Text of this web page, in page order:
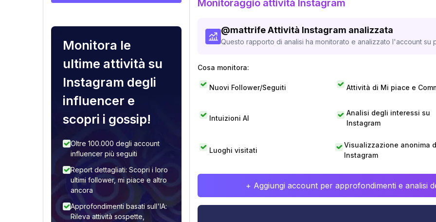
Monitora le
ultime attività su
Instagram degli
influencer e
scopri i gossip!
Oltre 100.000 degli account
influencer più seguiti
Report dettagliati: Scopri i loro
ultimi follower, mi piace e altro
ancora
Approfondimenti basati sull'IA:
Rileva attività sospette,
Monitoraggio attività Instagram
@mattrifeAttività Instagram analizzata
Questo rapporto di analisi ha monitorato e analizzato l'account su
Cosa monitora:
Nuovi Follower/Seguiti Attività di Mi piace e
Intuizioni AI
Analisi degli interessi su
Instagram
Luoghi visitati
Visualizzazione anonima
Instagram
+ Aggiungi account per approfondimenti e analisi